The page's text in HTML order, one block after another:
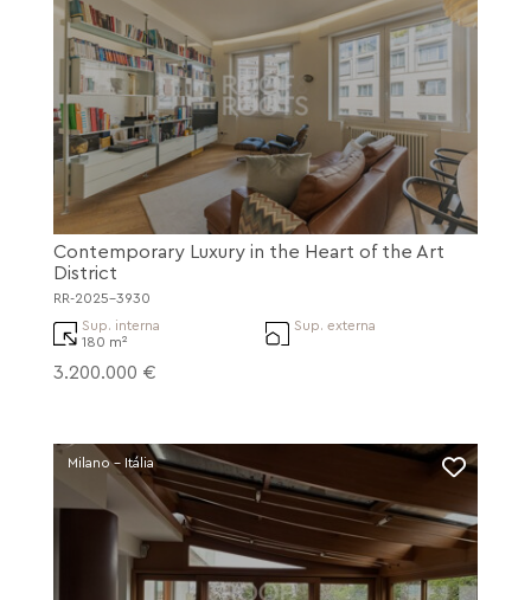
Contemporary Luxury in the Heart of the Art
District
RR-2025-3930
Sup. interna
180 m²
Sup. externa
3.200.000 €
Milano - Itália